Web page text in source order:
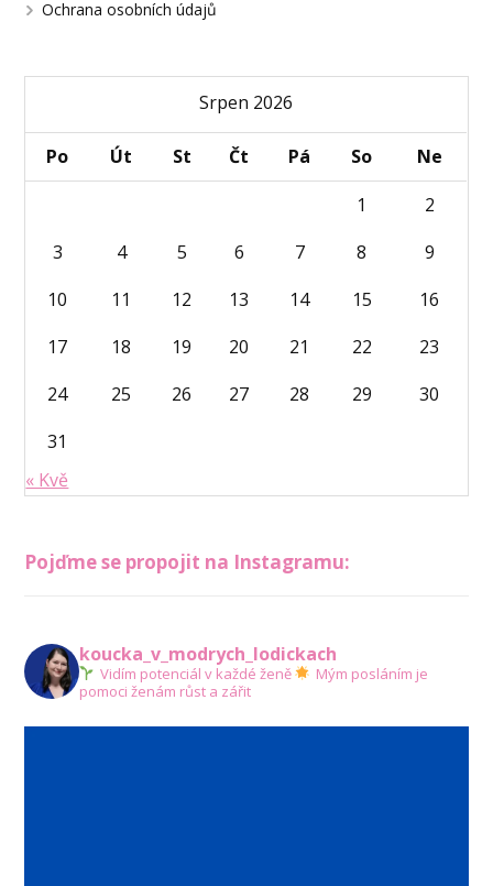
Ochrana osobních údajů
Srpen 2026
Po Út St Čt Pá So
Ne
1
2
3
4 5 6 7 8
9
10
11 12 13 14 15
16
17
18 19 20 21 22
23
24
25 26 27 28 29
30
31
« Kvě
Pojďme se propojit na Instagramu:
koucka_v_modrych_lodickach
Vidím potenciál v každé ženě
Mým posláním je
pomoci ženám růst a zářit